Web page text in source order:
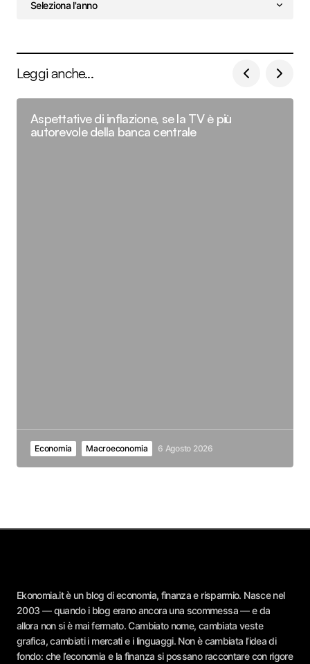
Leggi anche...
Aspettative di inflazione, se la TV è più
autorevole della banca centrale
Economia Macroeconomia 6 Agosto 2026
Ekonomia.it è un blog di economia, finanza e risparmio. Nasce nel
2003 — quando i blog erano ancora una scommessa — e da
allora non si è mai fermato. Cambiato nome, cambiata veste
grafica, cambiati i mercati e i linguaggi. Non è cambiata l’idea di
fondo: che l’economia e la finanza si possano raccontare con rigore